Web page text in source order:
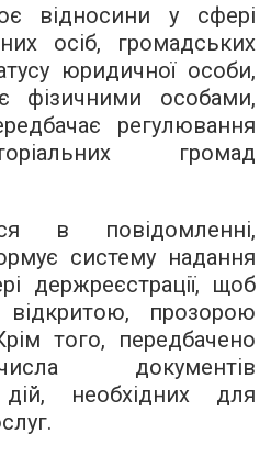
відносини у сфері
осіб, громадських
юридичної особи,
фізичними особами,
регулювання
громад
в повідомленні,
систему надання
держреєстрації, щоб
прозорою
того, передбачено
документів
необхідних для